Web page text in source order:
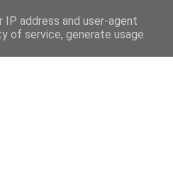
address and user-agent
of service, generate usage